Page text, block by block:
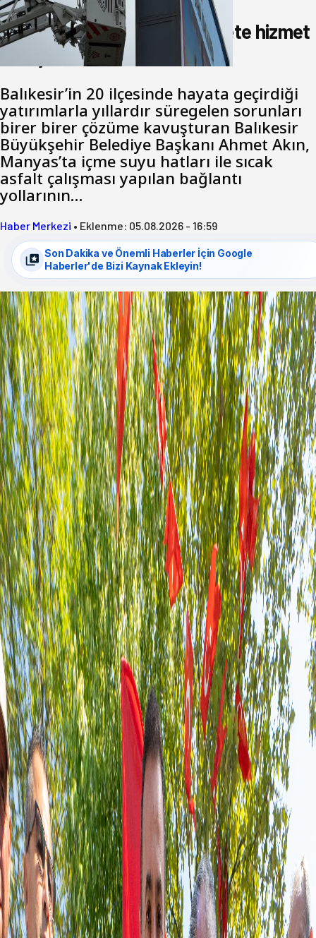
Akın: Benim derdim memlekete hizmet
hemşerim!
Balıkesir’in 20 ilçesinde hayata geçirdiği
yatırımlarla yıllardır süregelen sorunları
birer birer çözüme kavuşturan Balıkesir
Büyükşehir Belediye Başkanı Ahmet Akın,
Manyas’ta içme suyu hatları ile sıcak
asfalt çalışması yapılan bağlantı
yollarının…
Haber Merkezi • Eklenme: 05.08.2026 - 16:59
Son Dakika ve Önemli Haberler İçin Google
Haberler'de Bizi Kaynak Ekleyin!